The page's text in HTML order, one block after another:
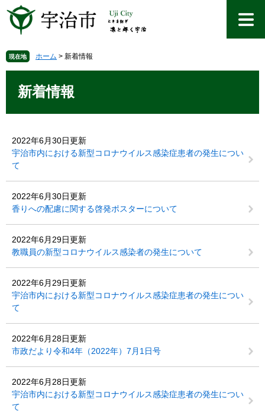
先を 現在地 ホーム > 新着情報
新着情報
2022年6月30日更新
宇治市内における新型コロナウイルス感染症患者の発生につい
て
2022年6月30日更新
香りへの配慮に関する啓発ポスターについて
2022年6月29日更新
教職員の新型コロナウイルス感染者の発生について
2022年6月29日更新
宇治市内における新型コロナウイルス感染症患者の発生につい
て
2022年6月28日更新
市政だより令和4年（2022年）7月1日号
2022年6月28日更新
宇治市内における新型コロナウイルス感染症患者の発生につい
て